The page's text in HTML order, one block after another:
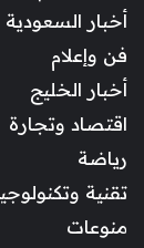
أخبار السعودية
فن وإعلام
أخبار الخليج
اقتصاد وتجارة
رياضة
تقنية
منوعات